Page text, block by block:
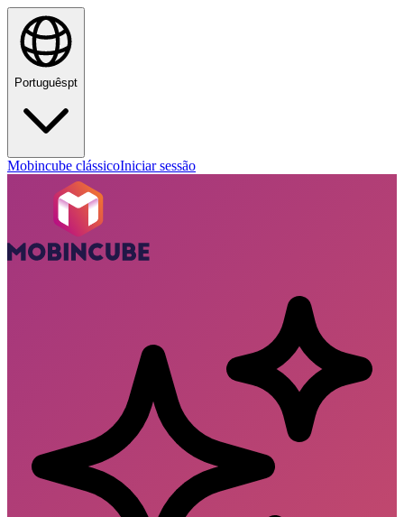
Portuguêspt
Mobincube clássicoIniciar sessão